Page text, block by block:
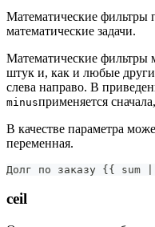
Математические фильтры
математические задачи.
Математические фильтры
штук и, как и любые
слева направо. В
minusприменяется
В качестве параметра
переменная.
Долг по заказу {{
ceil